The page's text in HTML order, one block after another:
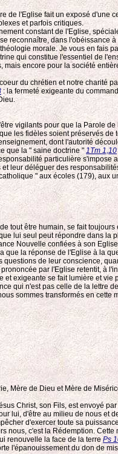
de l'Eglise fait un exposé
et parfois critiques.
constant de l'Eglise,
reconnaître, dans l'obéissance
morale. Je vous en fais
qui constitue l'essentiel de
encore pour la société
du chrétien et notre charité
: la fermeté exigeante du
vigilants pour que la Parole
les fidèles soient préservés
dont l'autorité
que la " saine doctrine " 1Tm 1,10
particulière
leur déléguer des
" aux écoles (179), aux
tout être humain, se fait
lui seul peut répondre dans
Nouvelle confiées à son
que la réponse de l'Eglise à la
de leur conscience,
par l'Eglise retentit, à
et exigeante se fait lumière et
qui n'est pas celle de la lettre
sommes transformés en
Mère de Dieu et Mère de
Christ, son Fils, est envoyé
lui, d'être au milieu de nous
d'exercer toute sa
nous, c'est la Rédemption.
renouvelle la face de la terrePs
l'épanouissement du don de